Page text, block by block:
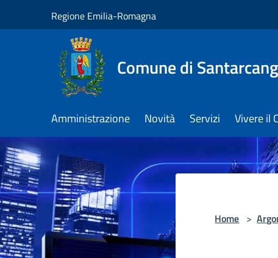
Regione Emilia-Romagna
Comune di
Amministrazione Novità Servizi Vivere il
Home >